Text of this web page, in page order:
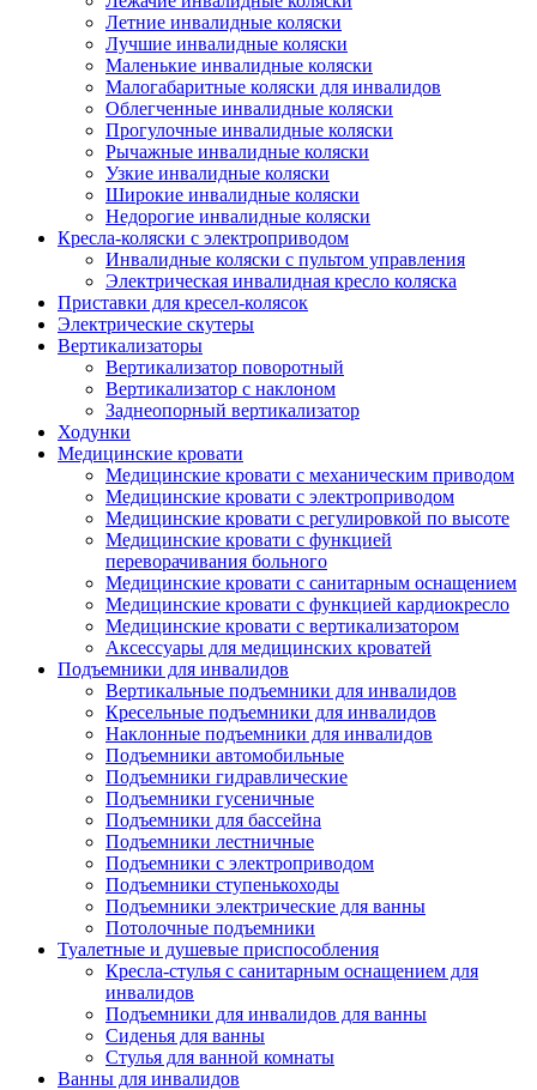
Летние инвалидные коляски
Лучшие инвалидные коляски
Маленькие инвалидные коляски
Малогабаритные коляски для инвалидов
Облегченные инвалидные коляски
Прогулочные инвалидные коляски
Рычажные инвалидные коляски
Узкие инвалидные коляски
Широкие инвалидные коляски
Недорогие инвалидные коляски
Кресла-коляски с электроприводом
Инвалидные коляски с пультом управления
Электрическая инвалидная кресло коляска
Приставки для кресел-колясок
Электрические скутеры
Вертикализаторы
Вертикализатор поворотный
Вертикализатор с наклоном
Заднеопорный вертикализатор
Ходунки
Медицинские кровати
Медицинские кровати с механическим приводом
Медицинские кровати с электроприводом
Медицинские кровати с регулировкой по высоте
Медицинские кровати с функцией
переворачивания больного
Медицинские кровати с санитарным оснащением
Медицинские кровати с функцией кардиокресло
Медицинские кровати с вертикализатором
Аксессуары для медицинских кроватей
Подъемники для инвалидов
Вертикальные подъемники для инвалидов
Кресельные подъемники для инвалидов
Наклонные подъемники для инвалидов
Подъемники автомобильные
Подъемники гидравлические
Подъемники гусеничные
Подъемники для бассейна
Подъемники лестничные
Подъемники с электроприводом
Подъемники ступенькоходы
Подъемники электрические для ванны
Потолочные подъемники
Туалетные и душевые приспособления
Кресла-стулья с санитарным оснащением для
инвалидов
Подъемники для инвалидов для ванны
Сиденья для ванны
Стулья для ванной комнаты
Ванны для инвалидов